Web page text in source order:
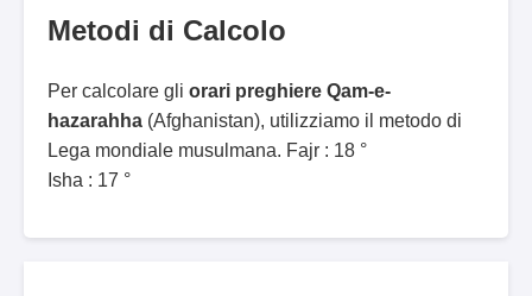
Metodi di Calcolo
Per calcolare gli orari preghiere Qam-e-
hazarahha (Afghanistan), utilizziamo il metodo di
Lega mondiale musulmana. Fajr : 18 °
Isha : 17 °